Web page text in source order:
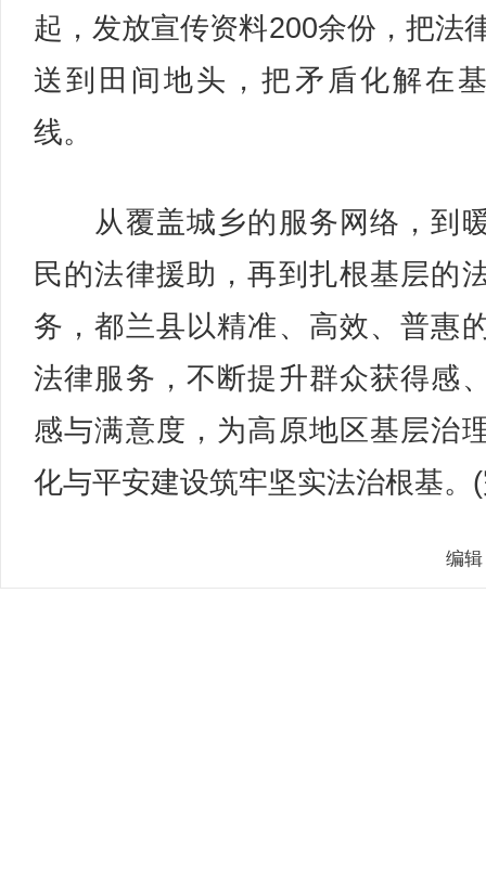
起，发放宣传资料200余份，把法
送到田间地头，把矛盾化解在
线。
从覆盖城乡的服务网络，到
民的法律援助，再到扎根基层的
务，都兰县以精准、高效、普惠
法律服务，不断提升群众获得感
感与满意度，为高原地区基层治
化与平安建设筑牢坚实法治根基。
编